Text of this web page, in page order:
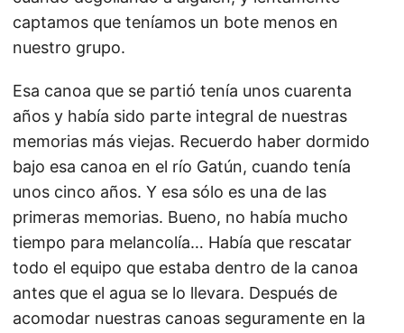
captamos que teníamos un bote menos en
nuestro grupo.
Esa canoa que se partió tenía unos cuarenta
años y había sido parte integral de nuestras
memorias más viejas. Recuerdo haber dormido
bajo esa canoa en el río Gatún, cuando tenía
unos cinco años. Y esa sólo es una de las
primeras memorias. Bueno, no había mucho
tiempo para melancolía… Había que rescatar
todo el equipo que estaba dentro de la canoa
antes que el agua se lo llevara. Después de
acomodar nuestras canoas seguramente en la